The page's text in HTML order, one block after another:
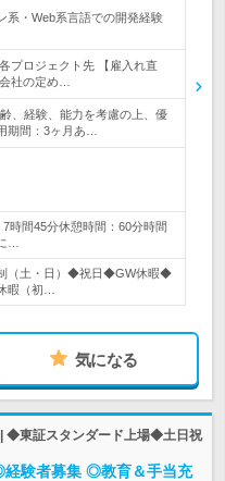
・Web系言語での開発経験
プロジェクト先 【雇入れ直
社の定め…
、経験、能力を考慮の上、優
期間：3ヶ月あ…
時間45分休憩時間：60分時間
…
（土・日）◆祝日◆GW休暇◆
暇（初…
気になる
◆東証スタンダード上場◆土日祝
験者募集 ◎教育＆手当充